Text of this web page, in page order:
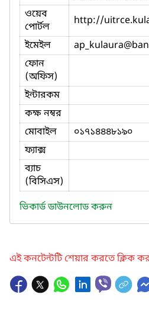
ওয়েব
পোর্টল
http://
ইমেইল
ap_kulaura
ফোন
(অফিস)
ইন্টারকম
কক্ষ নম্বর
মোবাইল
০১৭১৪৪৪৮১৯০
ফ্যাক্স
ব্যাচ
(বিসিএস)
ভিকার্ড ডাউনলোড করুন
এই কনটেন্টটি শেয়ার করতে ক্লিক